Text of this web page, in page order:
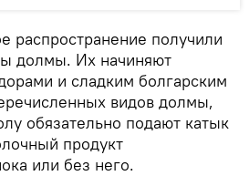
распространение получили
долмы. Их начиняют
и сладким болгарским
видов долмы,
обязательно подают катык
продукт
или без него.